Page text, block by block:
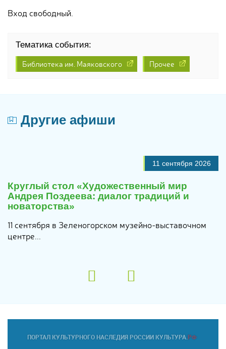
Вход свободный.
Тематика события:
Библиотека им. Маяковского Прочее
Другие афиши
11 сентября 2026
Круглый стол «Художественный мир
Андрея Поздеева: диалог традиций и
новаторства»
11 сентября в Зеленогорском музейно-выставочном
центре...